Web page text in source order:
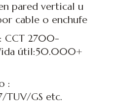
pared vertical u
cable o enchufe
CCT 2700-
útil:50.000+
:
TUV/GS etc.